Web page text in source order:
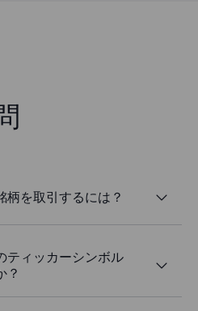
柄を取引するには？
ティッカーシンボル
？